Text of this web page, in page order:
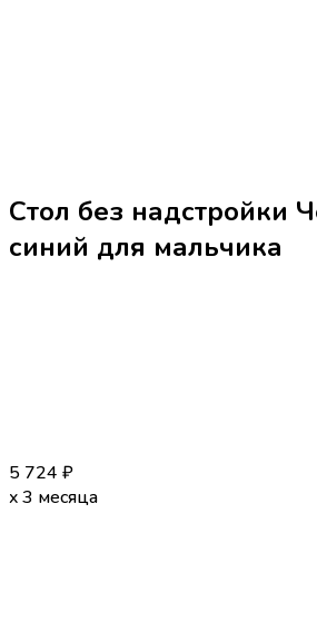
Стол без надстройки
синий для мальчика
5 724 ₽
x 3 месяца